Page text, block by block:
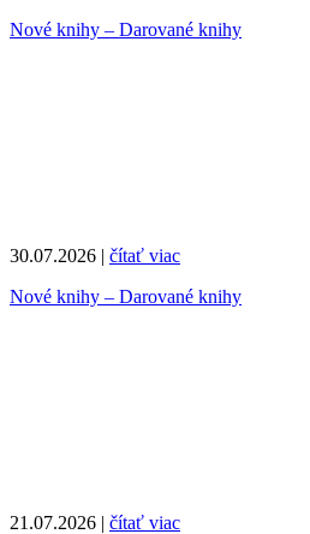
Nové knihy – Darované knihy
30.07.2026 | čítať viac
Nové knihy – Darované knihy
21.07.2026 | čítať viac